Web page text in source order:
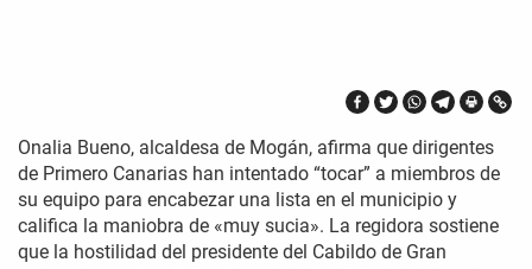
Onalia Bueno, alcaldesa de Mogán, afirma que dirigentes
de Primero Canarias han intentado “tocar” a miembros de
su equipo para encabezar una lista en el municipio y
califica la maniobra de «muy sucia». La regidora sostiene
que la hostilidad del presidente del Cabildo de Gran